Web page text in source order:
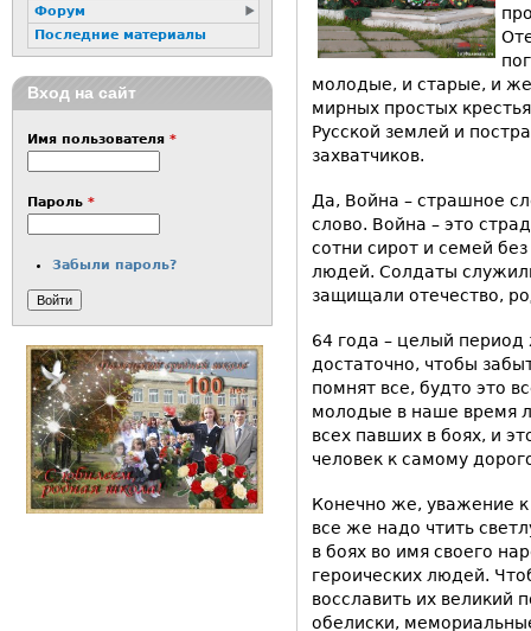
молодые, и старые, и
мирных простых
Русской землей и
захватчиков.
Да, Война – страшное
слово. Война – это
сотни сирот и семей
людей. Солдаты
защищали отечество,
64 года – целый
достаточно, чтобы
помнят все, будто это
молодые в наше время
всех павших в боях, и
человек к самому
Конечно же, уважение
все же надо чтить
в боях во имя своего
героических людей.
восславить их великий
обелиски,
Форум
Последние материалы
Вход на сайт
Имя пользователя *
Пароль *
Забыли пароль?